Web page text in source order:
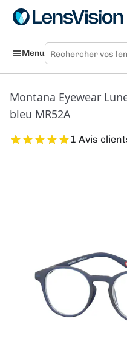
Menu
Montana Eyewear
bleu MR52A
1 Avis